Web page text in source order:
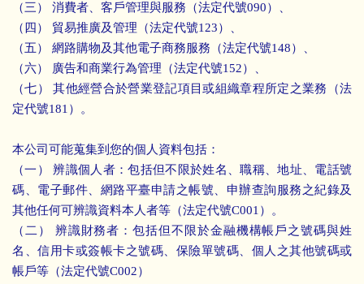
（三） 消費者、客戶管理與服務（法定代號090）、
（四） 貿易推廣及管理（法定代號123）、
（五） 網路購物及其他電子商務服務（法定代號148）、
（六） 廣告和商業行為管理（法定代號152）、
（七） 其他經營合於營業登記項目或組織章程所定之業務（法
定代號181）。
本公司可能蒐集到您的個人資料包括：
（一） 辨識個人者：包括但不限於姓名、職稱、地址、電話號
碼、電子郵件、網路平臺申請之帳號、申辦查詢服務之紀錄及
其他任何可辨識資料本人者等（法定代號C001）。
（二） 辨識財務者：包括但不限於金融機構帳戶之號碼與姓
名、信用卡或簽帳卡之號碼、保險單號碼、個人之其他號碼或
帳戶等（法定代號C002）